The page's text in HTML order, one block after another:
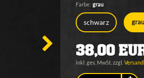
Farbe: grau
schwarz grau
38,00
inkl. ges. MwSt. zzgl.